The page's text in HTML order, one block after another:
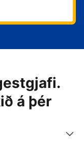
á þér